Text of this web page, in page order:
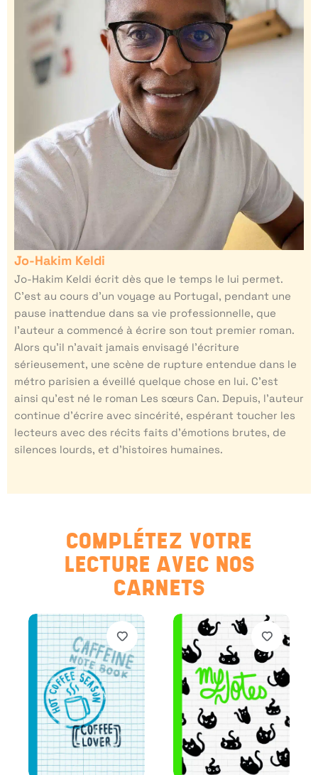
Jo-Hakim Keldi
Jo-Hakim Keldi écrit dès que le temps le lui permet.
C’est au cours d’un voyage au Portugal, pendant une
pause inattendue dans sa vie professionnelle, que
l’auteur a commencé à écrire son tout premier roman.
Alors qu’il n’avait jamais envisagé l’écriture
sérieusement, une scène de rupture entendue dans le
métro parisien a éveillé quelque chose en lui. C’est
ainsi qu’est né le roman Les sœurs Can. Depuis, l’auteur
continue d’écrire avec sincérité, espérant toucher les
lecteurs avec des récits faits d’émotions brutes, de
silences lourds, et d’histoires humaines.
COMPLÉTEZ VOTRE
LECTURE AVEC NOS
CARNETS